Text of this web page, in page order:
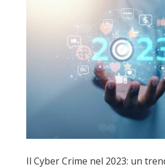
Il Cyber Crime nel 2023: un